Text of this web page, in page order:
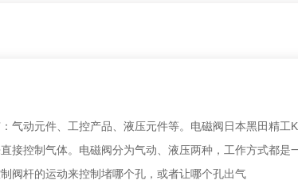
气动元件、工控产品、液压元件等。电磁阀日本黑田精工
接控制气体。电磁阀分为气动、液压两种，工作方式都是
阀杆的运动来控制堵哪个孔，或者让哪个孔出气